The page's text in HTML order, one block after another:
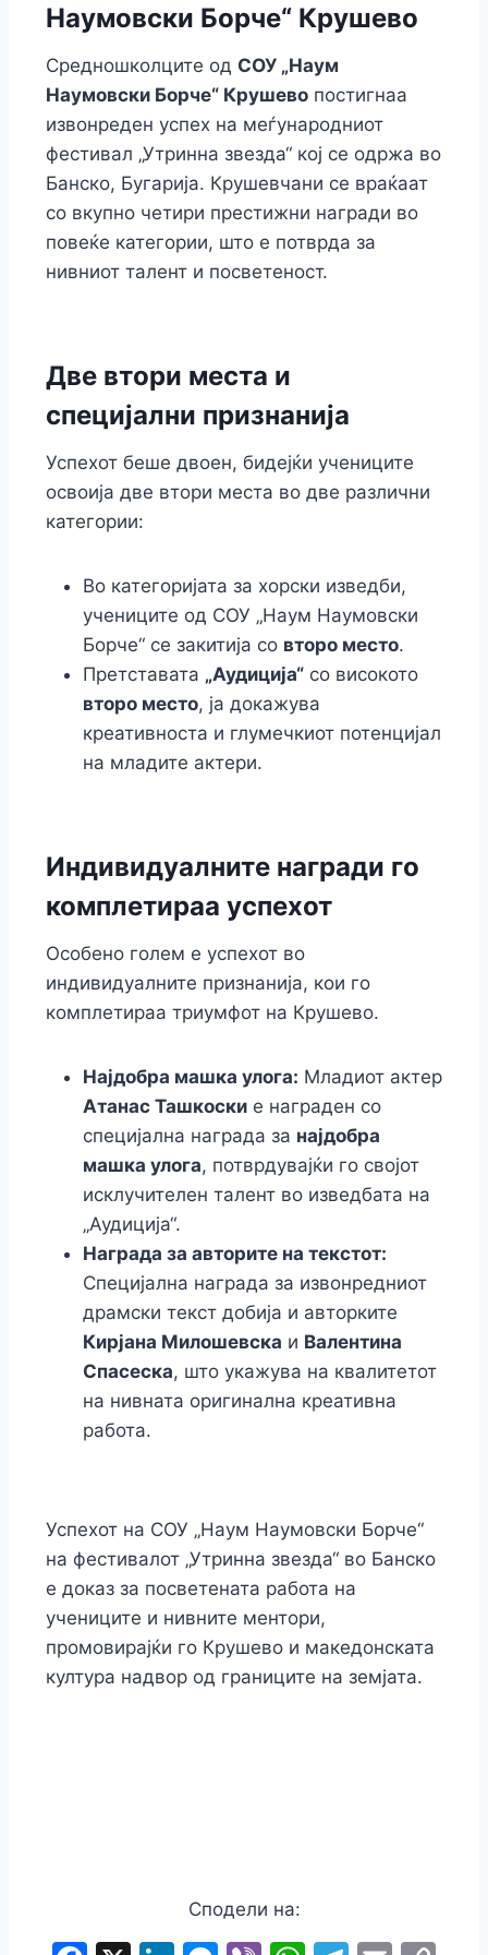
o
k
g
er
p
Наумовски Борче“ Крушево
Средношколците од СОУ „Наум
Наумовски Борче“ Крушево постигнаа
извонреден успех на меѓународниот
фестивал „Утринна звезда“ кој се одржа во
Банско, Бугарија. Крушевчани се враќаат
со вкупно четири престижни награди во
повеќе категории, што е потврда за
нивниот талент и посветеност.
Две втори места и
специјални признанија
Успехот беше двоен, бидејќи учениците
освоија две втори места во две различни
категории:
Во категоријата за хорски изведби,
учениците од СОУ „Наум Наумовски
Борче“ се закитија со второ место.
Претставата „Аудиција“ со високото
второ место, ја докажува
креативноста и глумечкиот потенцијал
на младите актери.
Индивидуалните награди го
комплетираа успехот
Особено голем е успехот во
индивидуалните признанија, кои го
комплетираа триумфот на Крушево.
Најдобра машка улога: Младиот актер
Атанас Ташкоски е награден со
специјална награда за најдобра
машка улога, потврдувајќи го својот
исклучителен талент во изведбата на
„Аудиција“.
Награда за авторите на текстот:
Специјална награда за извонредниот
драмски текст добија и авторките
Кирјана Милошевска и Валентина
Спасеска, што укажува на квалитетот
на нивната оригинална креативна
работа.
Успехот на СОУ „Наум Наумовски Борче“
на фестивалот „Утринна звезда“ во Банско
е доказ за посветената работа на
учениците и нивните ментори,
промовирајќи го Крушево и македонската
култура надвор од границите на земјата.
Сподели на: